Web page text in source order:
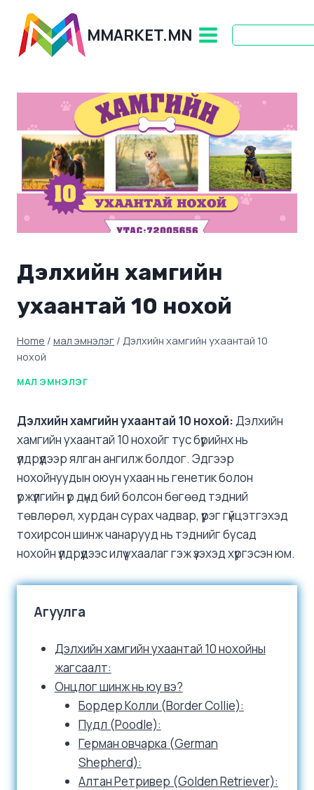
content
MMARKET.MN
Дэлхийн хамгийн
ухаантай 10 нохой
Home / мал эмнэлэг / Дэлхийн хамгийн ухаантай 10
нохой
МАЛ ЭМНЭЛЭГ
Дэлхийн хамгийн ухаантай 10 нохой:Дэлхийн
хамгийн ухаантай 10 нохойг тус бүрийнх нь
үүлдрүүдээр ялган ангилж болдог. Эдгээр
нохойнуудын оюун ухаан нь генетик болон
үржүүлгийн үр дүнд бий болсон бөгөөд тэдний
төвлөрөл, хурдан сурах чадвар, үүрэг гүйцэтгэхэд
тохирсон шинж чанарууд нь тэднийг бусад
нохойн үүлдрүүдээс илүү ухаалаг гэж үзэхэд хүргэсэн юм.
Агуулга
Дэлхийн хамгийн ухаантай 10 нохойны
жагсаалт:
Онцлог шинж нь юу вэ?
Бордер Колли (Border Collie):
Пудл (Poodle):
Герман овчарка (German
Shepherd):
Алтан Ретривер (Golden Retriever):